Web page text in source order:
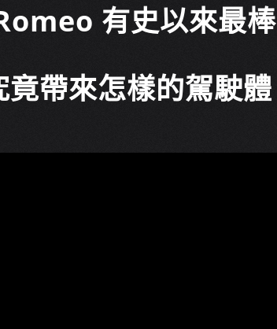
有史以來最棒
帶來怎樣的駕駛體